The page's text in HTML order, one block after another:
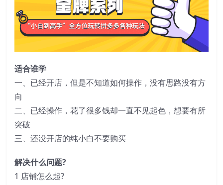
适合谁学
一、已经开店，但是不知道如何操作，没有思路没有方
向
二、已经操作，花了很多钱却一直不见起色，想要有所
突破
三、还没开店的纯小白不要购买
解决什么问题?
1 店铺怎么起?